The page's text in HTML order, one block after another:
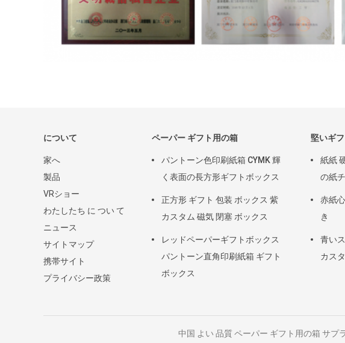
について
家へ
製品
VRショー
わたしたち に つい て
ニュース
サイトマップ
携帯サイト
プライバシー政策
ペーパー ギフト用の箱
パントーン色印刷紙箱 CYMK 輝
く表面の長方形ギフトボックス
正方形 ギフト 包装 ボックス 紫
カスタム 磁気 閉塞 ボックス
レッドペーパーギフトボックス
パントーン直角印刷紙箱 ギフト
ボックス
堅いギ
紙紙
の紙
赤紙
き
青い
カス
中国 よい 品質 ペーパー ギフト用の箱 サプ